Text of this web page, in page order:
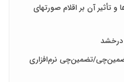
آن بر اقلام صورتهای
درخشد
تضمین‌چی نرم‌افزاری